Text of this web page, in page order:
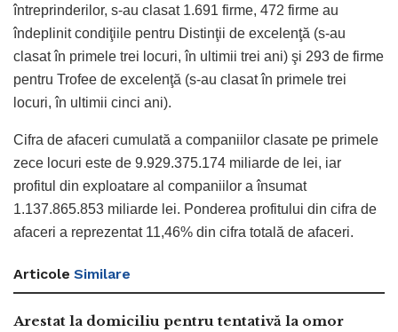
întreprinderilor, s-au clasat 1.691 firme, 472 firme au
îndeplinit condiţiile pentru Distinţii de excelenţă (s-au
clasat în primele trei locuri, în ultimii trei ani) şi 293 de firme
pentru Trofee de excelenţă (s-au clasat în primele trei
locuri, în ultimii cinci ani).
Cifra de afaceri cumulată a companiilor clasate pe primele
zece locuri este de 9.929.375.174 miliarde de lei, iar
profitul din exploatare al companiilor a însumat
1.137.865.853 miliarde lei. Ponderea profitului din cifra de
afaceri a reprezentat 11,46% din cifra totală de afaceri.
Articole Similare
Arestat la domiciliu pentru tentativă la omor